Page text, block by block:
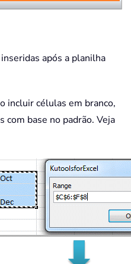
após a planilha
incluir células em branco,
com base no padrão. Veja